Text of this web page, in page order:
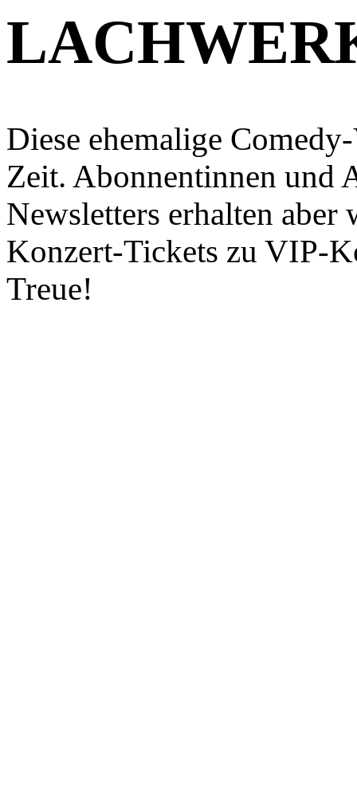
Diese ehemalige
Zeit. Abonnentinnen und
Newsletters erhalten
Konzert-Tickets zu VIP-
Treue!